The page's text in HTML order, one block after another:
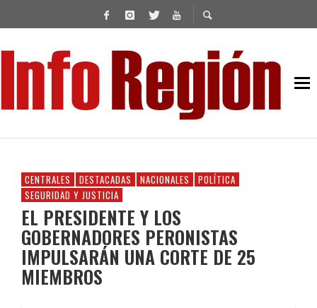
CENTRALES DESTACADAS NACIONALES
POLÍTICA
SEGURIDAD Y JUSTICIA
EL PRESIDENTE Y LOS
GOBERNADORES PERONISTAS
IMPULSARÁN UNA CORTE DE 25
MIEMBROS